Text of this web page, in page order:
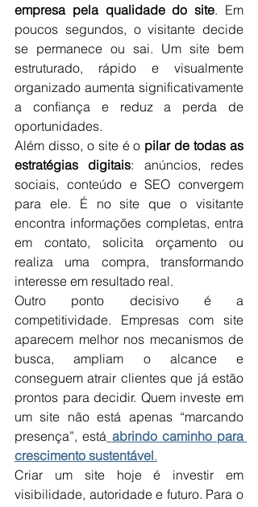
empresa pela qualidade do site. Em
poucos segundos, o visitante decide
se permanece ou sai. Um site bem
estruturado, rápido e visualmente
organizado aumenta significativamente
a confiança e reduz a perda de
oportunidades.
Além disso, o site é o pilar de todas as
estratégias digitais: anúncios, redes
sociais, conteúdo e SEO convergem
para ele. É no site que o visitante
encontra informações completas, entra
em contato, solicita orçamento ou
realiza uma compra, transformando
interesse em resultado real.
Outro ponto decisivo é a
competitividade. Empresas com site
aparecem melhor nos mecanismos de
busca, ampliam o alcance e
conseguem atrair clientes que já estão
prontos para decidir. Quem investe em
um site não está apenas “marcando
presença”, está abrindo caminho para
crescimento sustentável.
Criar um site hoje é investir em
visibilidade, autoridade e futuro. Para o